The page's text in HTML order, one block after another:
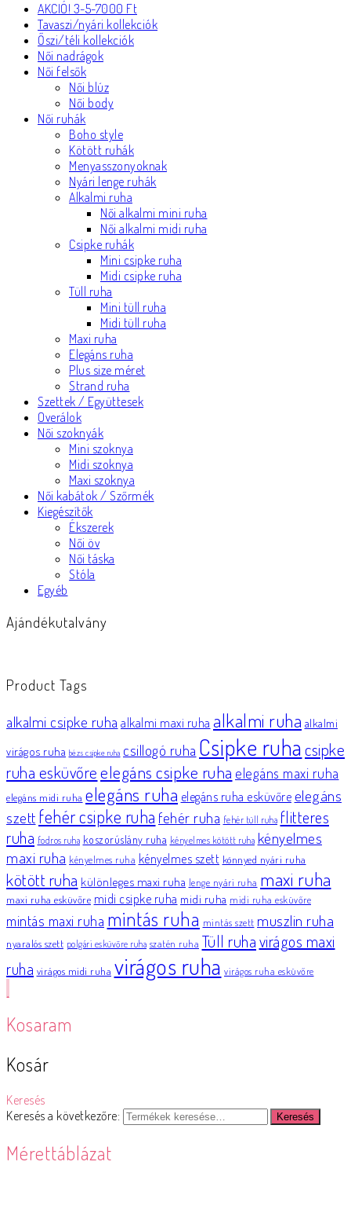
AKCIÓ! 3-5-7000 Ft
Tavaszi/nyári kollekciók
Őszi/téli kollekciók
Női nadrágok
Női felsők
Női blúz
Női body
Női ruhák
Boho style
Kötött ruhák
Menyasszonyoknak
Nyári lenge ruhák
Alkalmi ruha
Női alkalmi mini ruha
Női alkalmi midi ruha
Csipke ruhák
Mini csipke ruha
Midi csipke ruha
Tüll ruha
Mini tüll ruha
Midi tüll ruha
Maxi ruha
Elegáns ruha
Plus size méret
Strand ruha
Szettek / Együttesek
Overálok
Női szoknyák
Mini szoknya
Midi szoknya
Maxi szoknya
Női kabátok / Szőrmék
Kiegészítők
Ékszerek
Női öv
Női táska
Stóla
Egyéb
Ajándékutalvány
Product Tags
alkalmi csipke ruha alkalmi maxi ruha alkalmi ruha alkalmi
virágos ruha bézs csipke ruha csillogó ruha Csipke ruhacsipke
ruha esküvőreelegáns csipke ruha elegáns maxi ruha
elegáns midi ruha elegáns ruha elegáns ruha esküvőre elegáns
szett fehér csipke ruha fehér ruha fehér tüll ruha flitteres
ruha fodros ruha koszorúslány ruha kényelmes kötött ruha kényelmes
maxi ruha kényelmes ruha kényelmes szett könnyed nyári ruha
kötött ruha különleges maxi ruha lenge nyári ruha maxi ruha
maxi ruha esküvőre midi csipke ruha midi ruha midi ruha esküvőre
mintás maxi ruha mintás ruha mintás szett muszlin ruha
nyaralós szett polgári esküvőre ruha szatén ruha Tüll ruhavirágos maxi
ruha virágos midi ruha virágos ruha virágos ruha esküvőre
Kosaram
Kosár
Keresés
Keresés a következőre:
Keresés
Mérettáblázat